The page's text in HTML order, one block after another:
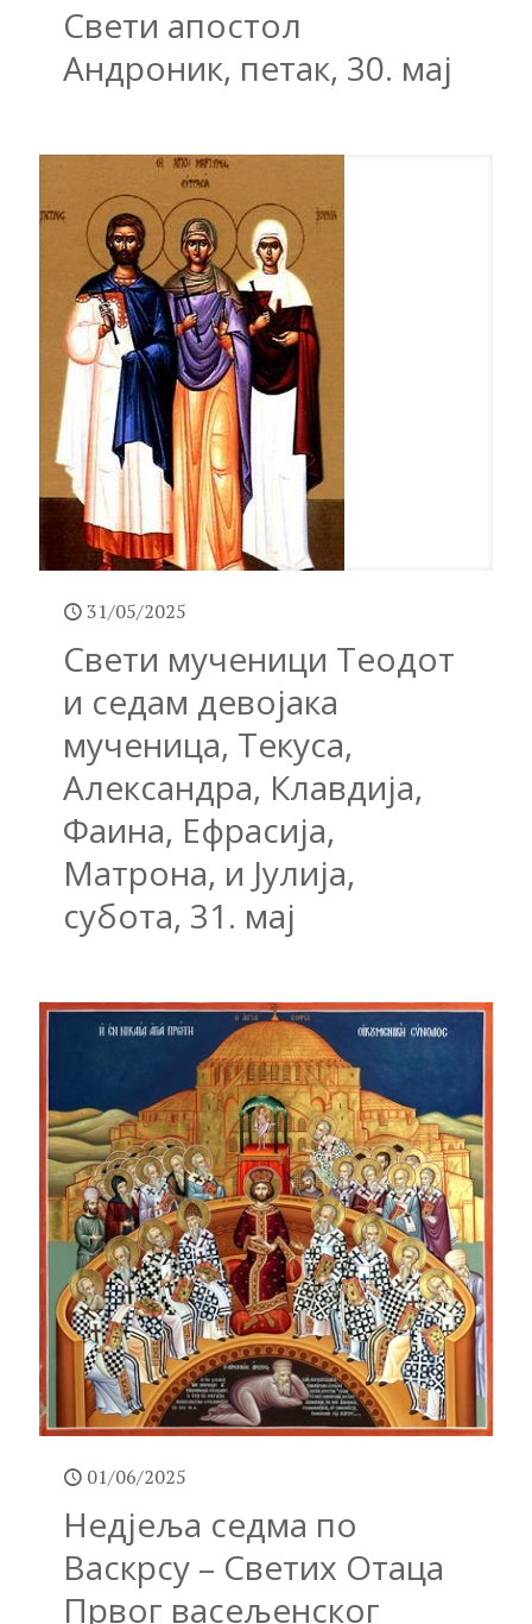
Свети апостол
Андроник, петак, 30. мај
31/05/2025
Свети мученици Теодот
и седам девојака
мученица, Текуса,
Александра, Клавдија,
Фаина, Ефрасија,
Матрона, и Јулија,
субота, 31. мај
01/06/2025
Недјеља седма по
Васкрсу – Светих Отаца
Првог васељенског